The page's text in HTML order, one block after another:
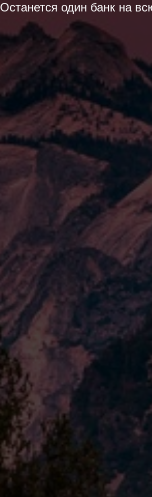
Останется один банк на